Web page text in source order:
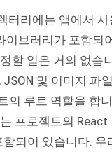
터리에는 앱에서
이브러리가 포함되
할 일은 거의 없습
JSON 및 이미지 파
의 루트 역할을 합
프로젝트의 React
되어 있습니다. 우